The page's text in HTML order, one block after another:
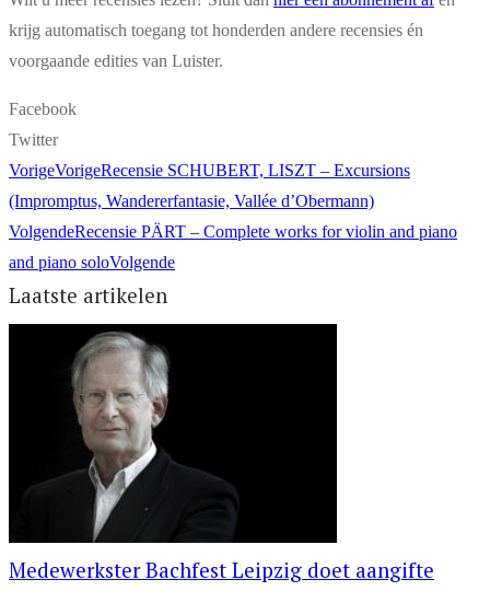
krijg automatisch toegang tot honderden andere recensies én
voorgaande edities van Luister.
Facebook
Twitter
VorigeVorigeRecensie SCHUBERT, LISZT – Excursions
(Impromptus, Wandererfantasie, Vallée d’Obermann)
VolgendeRecensie PÄRT – Complete works for violin and piano
and piano soloVolgende
Laatste artikelen
Medewerkster Bachfest Leipzig doet aangifte